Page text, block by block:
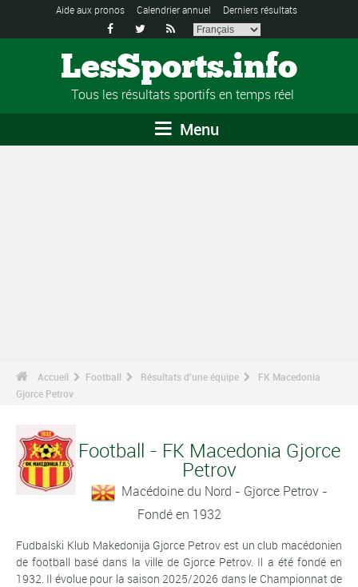
Aide aux pronos Calendrier annuel Derniers résultats
  
LesSports.info
Tous les résultats sportifs en temps réel
Menu
Accueil Football Résultats d'une équipe
FK Macedonia
Gjorce Petrov
Football - FK Macedonia Gjorce
Petrov
Macédoine du Nord - Gjorce Petrov -
Fondé en 1932
Fudbalski Klub Makedonija Gjorce Petrov est un club macédonien
de football basé dans la ville de Gjorce Petrov. Il a été fondé en
1932. Il évolue pour la saison 2025/2026 dans le Championnat de